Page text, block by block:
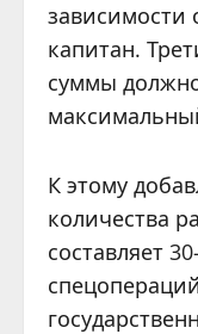
зависимости
капитан.
суммы
К этому
количества
составляет